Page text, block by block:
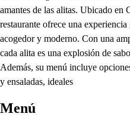
amantes de las alitas. Ubicado en
restaurante ofrece una
acogedor y moderno. Con una
cada alita es una explosión de
Además, su menú incluye
y ensaladas, ideales
Menú